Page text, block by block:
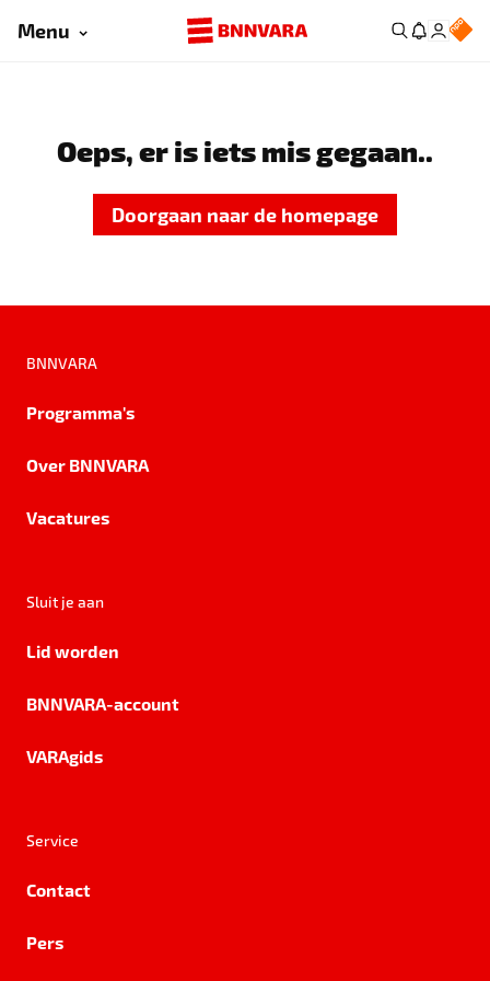
Menu
Oeps, er is iets mis gegaan..
Doorgaan naar de homepage
BNNVARA
Programma's
Over BNNVARA
Vacatures
Sluit je aan
Lid worden
BNNVARA-account
VARAgids
Service
Contact
Pers